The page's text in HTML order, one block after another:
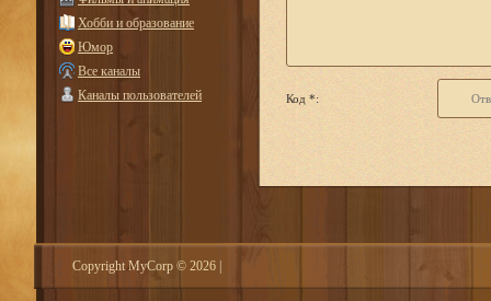
Хобби и образование
Юмор
Все каналы
Каналы пользователей
Код *:
Copyright MyCorp © 2026